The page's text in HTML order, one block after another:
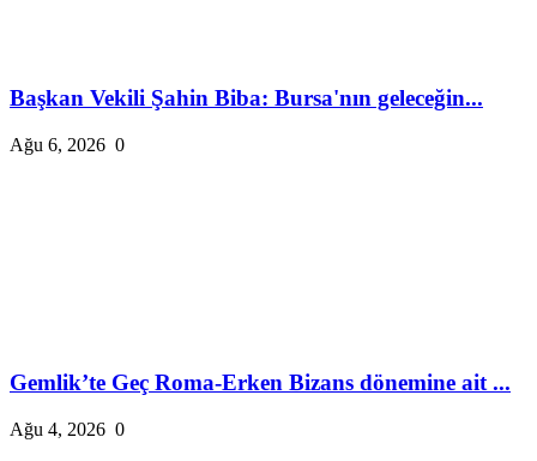
Başkan Vekili Şahin Biba: Bursa'nın geleceğin...
Ağu 6, 2026 0
Gemlik’te Geç Roma-Erken Bizans dönemine ait ...
Ağu 4, 2026 0